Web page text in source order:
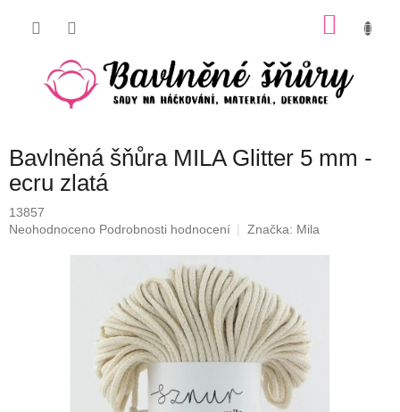
Bavlněná šňůra MILA Glitter 5 mm -
ecru zlatá
13857
Průměrné
Neohodnoceno Podrobnosti hodnocení Značka: Mila